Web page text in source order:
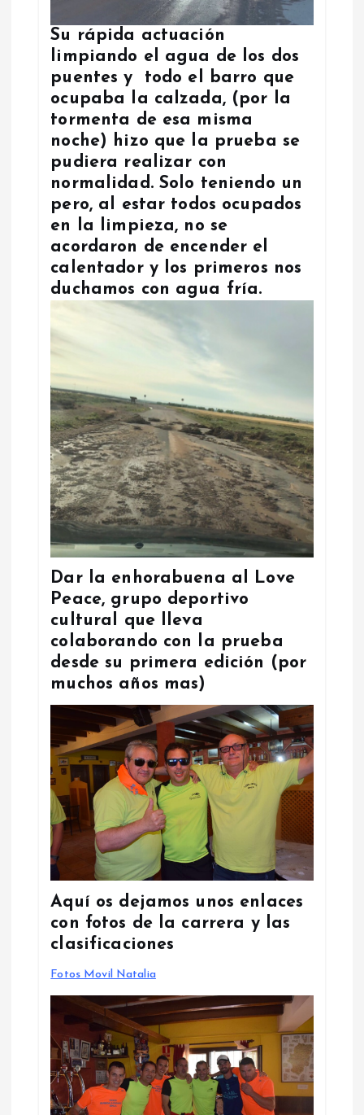
Su rápida actuación
limpiando el agua de los dos
puentes y todo el barro que
ocupaba la calzada, (por la
tormenta de esa misma
noche) hizo que la prueba se
pudiera realizar con
normalidad. Solo teniendo un
pero, al estar todos ocupados
en la limpieza, no se
acordaron de encender el
calentador y los primeros nos
duchamos con agua fría.
Dar la enhorabuena al Love
Peace, grupo deportivo
cultural que lleva
colaborando con la prueba
desde su primera edición (por
muchos años mas)
Aquí os dejamos unos enlaces
con fotos de la carrera y las
clasificaciones
Fotos Movil Natalia